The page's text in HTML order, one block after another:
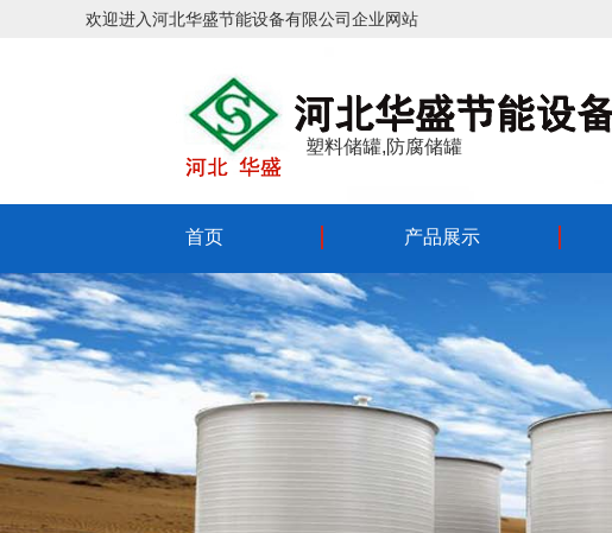
欢迎进入河北华盛节能设备有限公司企业网站
塑料储罐,防腐储罐
首页 产品展示